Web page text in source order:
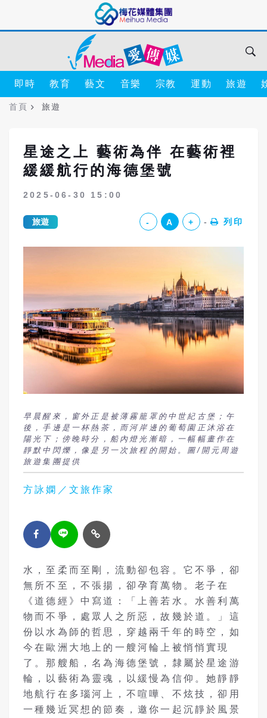
即時 教育 藝文 音樂 宗教 運動 旅遊
首頁 旅遊
星途之上 藝術為伴 在藝術裡
緩緩航行的海德堡號
2025-06-30 15:00
旅遊 - A + 列印
早晨醒來，窗外正是被薄霧籠罩的中世紀古堡；午
後，手邊是一杯熱茶，而河岸邊的葡萄園正沐浴在
陽光下；傍晚時分，船內燈光漸暗，一幅幅畫作在
靜默中閃爍，像是另一次旅程的開始。圖/開元周遊
旅遊集團提供
方詠嫻／文旅作家
水，至柔而至剛，流動卻包容。它不爭，卻
無所不至，不張揚，卻孕育萬物。老子在
《道德經》中寫道：「上善若水。水善利萬
物而不爭，處眾人之所惡，故幾於道。」這
份以水為師的哲思，穿越兩千年的時空，如
今在歐洲大地上的一艘河輪上被悄悄實現
了。那艘船，名為海德堡號，隸屬於星途游
輪，以藝術為靈魂，以緩慢為信仰。她靜靜
地航行在多瑙河上，不喧嘩、不炫技，卻用
一種幾近冥想的節奏，邀你一起沉靜於風景